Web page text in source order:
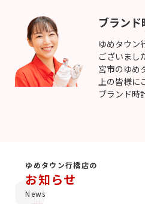
ブラン
ゆめタウン
ございまし
宮市のゆめ
上の皆様に
ブランド時
ゆめタウン行橋店の
お知らせ
News